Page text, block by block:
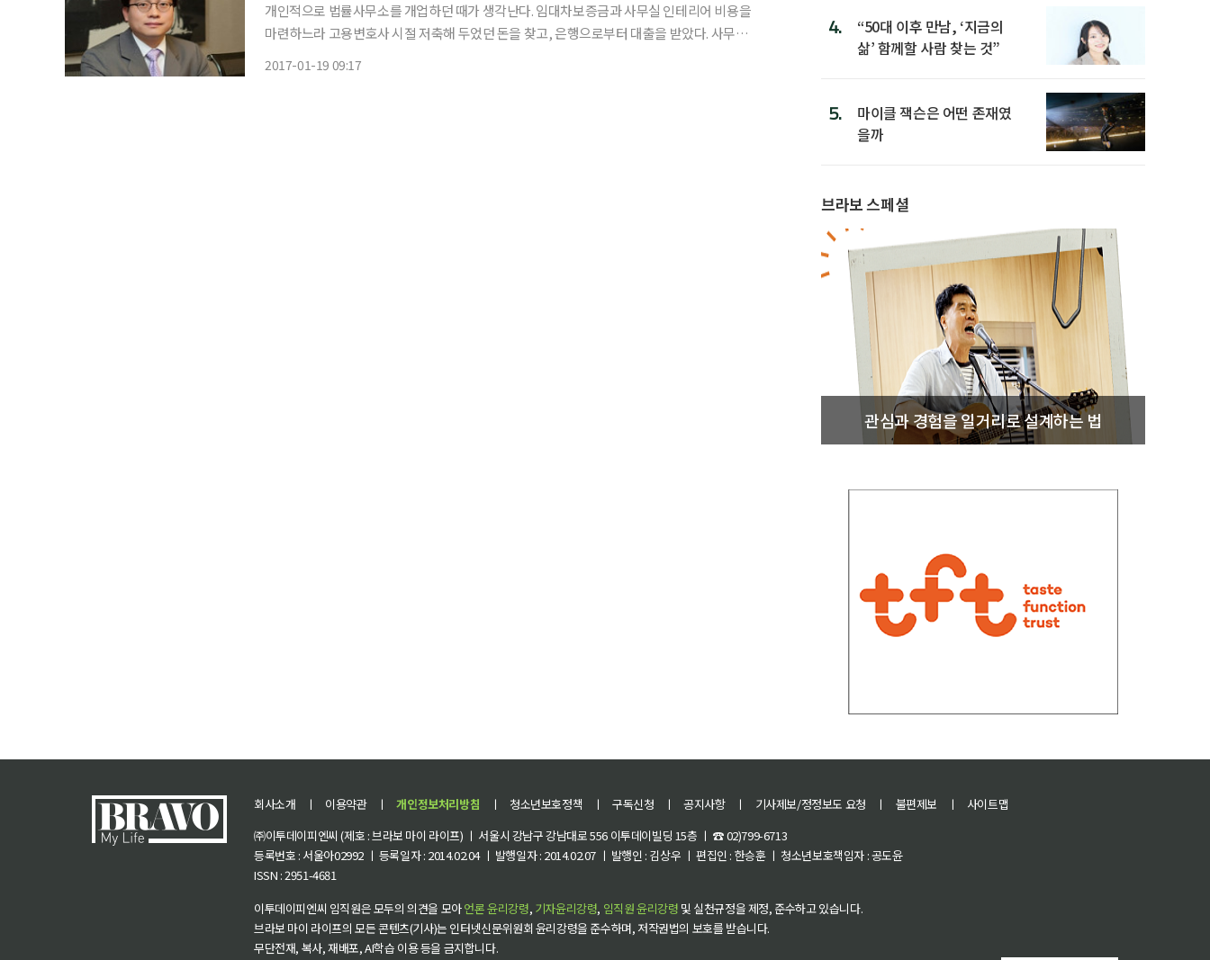
개인적으로 법률사무소를 개업하던 때가 생각난다. 임대차보증금과 사무실 인테리어 비용을
마련하느라 고용변호사 시절 저축해 두었던 돈을 찾고, 은행으로부터 대출을 받았다. 사무실
2017-01-19 09:17
4.
“50대 이후 만남, ‘지금의
삶’ 함께할 사람 찾는 것”
5.
마이클 잭슨은 어떤 존재였
을까
브라보 스페셜
관심과 경험을 일거리로 설계하는 법
회사소개 ㅣ 이용약관 ㅣ 개인정보처리방침 ㅣ 청소년보호정책 ㅣ 구독신청 ㅣ 공지사항 ㅣ 기사제보/정정보도 요청 ㅣ 불편제보 ㅣ
사이트맵
㈜이투데이피엔씨 (제호 : 브라보 마이 라이프) ㅣ 서울시 강남구 강남대로 556 이투데이빌딩 15층 ㅣ ☎ 02)799-6713
등록번호 : 서울아02992 ㅣ 등록일자 : 2014.02.04 ㅣ 발행일자 : 2014.02.07 ㅣ 발행인 : 김상우 ㅣ 편집인 : 한승훈 ㅣ 청소년보호책임자 : 공도윤
ISSN : 2951-4681
이투데이피엔씨 임직원은 모두의 의견을 모아언론 윤리강령, 기자윤리강령, 임직원 윤리강령 및 실천규정을 제정, 준수하고 있습니다.
브라보 마이 라이프의 모든 콘텐츠(기사)는 인터넷신문위원회 윤리강령을 준수하며, 저작권법의 보호를 받습니다.
무단전재, 복사, 재배포, AI학습 이용 등을 금지합니다.